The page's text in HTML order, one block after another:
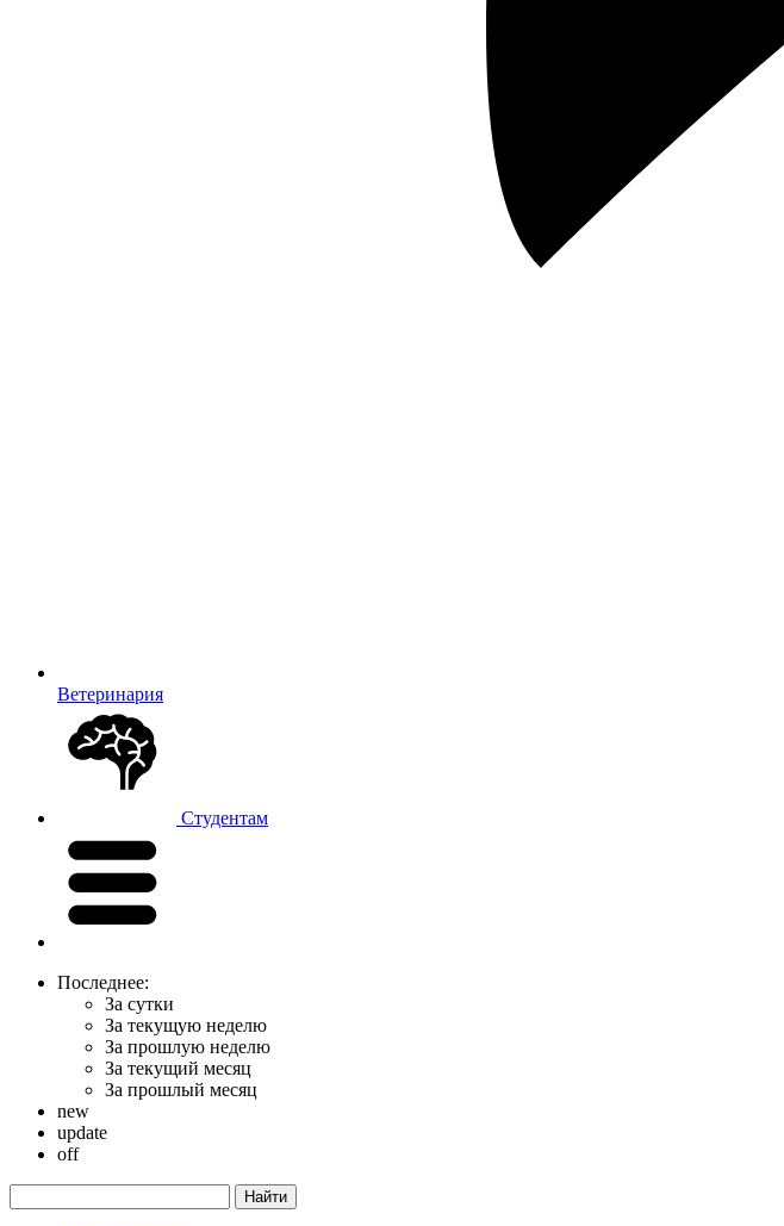
Ветеринария
Студентам
Последнее:
За сутки
За текущую неделю
За прошлую неделю
За текущий месяц
За прошлый месяц
new
update
off